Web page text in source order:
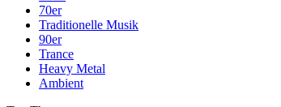
70er
Traditionelle Musik
90er
Trance
Heavy Metal
Ambient